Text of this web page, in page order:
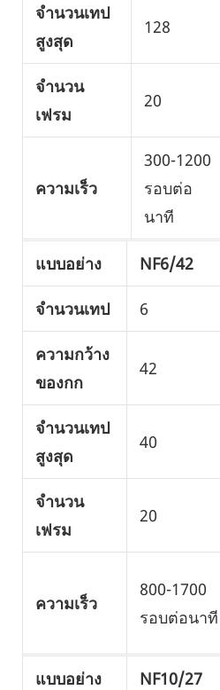
จำนวนเทป
สูงสุด
128
จำนวน
เฟรม
20
ความเร็ว
300-1200
รอบต่อ
นาที
แบบอย่าง NF6/42
จำนวนเทป 6
ความกว้าง
ของกก
42
จำนวนเทป
สูงสุด
40
จำนวน
เฟรม
20
ความเร็ว
800-1700
รอบต่อนาที
แบบอย่าง NF10/27